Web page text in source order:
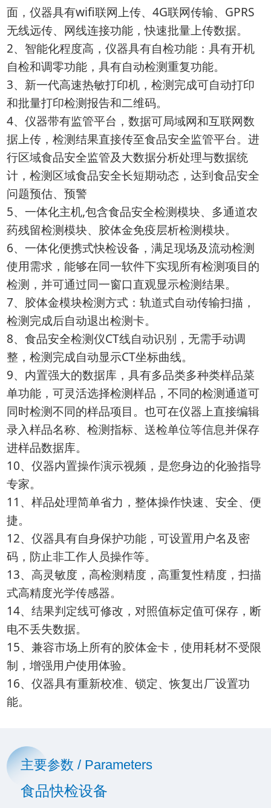
面，仪器具有wifi联网上传、4G联网传输、GPRS
无线远传、网线连接功能，快速批量上传数据。
2、智能化程度高，仪器具有自检功能：具有开机
自检和调零功能，具有自动检测重复功能。
3、新一代高速热敏打印机，检测完成可自动打印
和批量打印检测报告和二维码。
4、仪器带有监管平台，数据可局域网和互联网数
据上传，检测结果直接传至食品安全监管平台。进
行区域食品安全监管及大数据分析处理与数据统
计，检测区域食品安全长短期动态，达到食品安全
问题预估、预警
5、一体化主机,包含食品安全检测模块、多通道农
药残留检测模块、胶体金免疫层析检测模块。
6、一体化便携式快检设备，满足现场及流动检测
使用需求，能够在同一软件下实现所有检测项目的
检测，并可通过同一窗口直观显示检测结果。
7、胶体金模块检测方式：轨道式自动传输扫描，
检测完成后自动退出检测卡。
8、食品安全检测仪CT线自动识别，无需手动调
整，检测完成自动显示CT坐标曲线。
9、内置强大的数据库，具有多品类多种类样品菜
单功能，可灵活选择检测样品，不同的检测通道可
同时检测不同的样品项目。也可在仪器上直接编辑
录入样品名称、检测指标、送检单位等信息并保存
进样品数据库。
10、仪器内置操作演示视频，是您身边的化验指导
专家。
11、样品处理简单省力，整体操作快速、安全、便
捷。
12、仪器具有自身保护功能，可设置用户名及密
码，防止非工作人员操作等。
13、高灵敏度，高检测精度，高重复性精度，扫描
式高精度光学传感器。
14、结果判定线可修改，对照值标定值可保存，断
电不丢失数据。
15、兼容市场上所有的胶体金卡，使用耗材不受限
制，增强用户使用体验。
16、仪器具有重新校准、锁定、恢复出厂设置功
能。
主要参数 / Parameters
食品快检设备